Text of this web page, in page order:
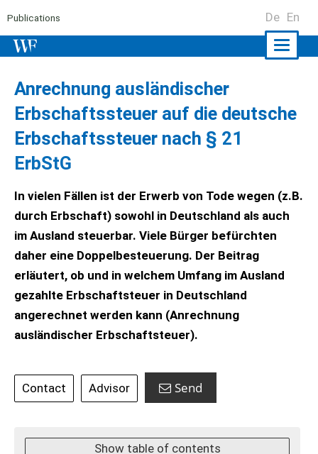
Publications De En
Anrechnung ausländischer
Erbschaftssteuer auf die deutsche
Erbschaftssteuer nach § 21
ErbStG
In vielen Fällen ist der Erwerb von Tode wegen (z.B.
durch Erbschaft) sowohl in Deutschland als auch
im Ausland steuerbar. Viele Bürger befürchten
daher eine Doppelbesteuerung. Der Beitrag
erläutert, ob und in welchem Umfang im Ausland
gezahlte Erbschaftsteuer in Deutschland
angerechnet werden kann (Anrechnung
ausländischer Erbschaftsteuer).
Contact Advisor Send
Show table of contents